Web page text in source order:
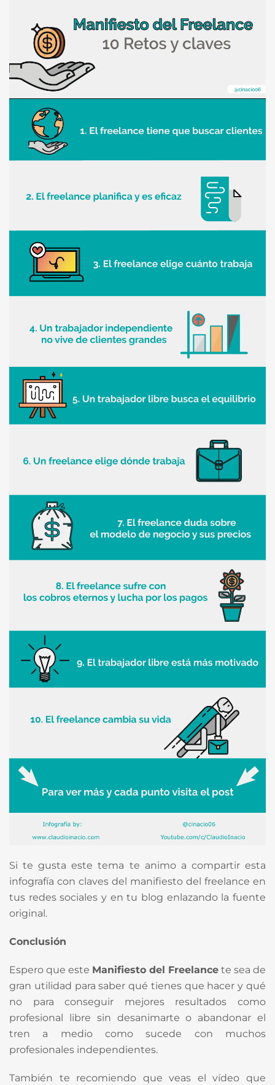
Si te gusta este tema te animo a compartir esta
infografía con claves del manifiesto del freelance en
tus redes sociales y en tu blog enlazando la fuente
original.
Conclusión
Espero que este Manifiesto del Freelance te sea de
gran utilidad para saber qué tienes que hacer y qué
no para conseguir mejores resultados como
profesional libre sin desanimarte o abandonar el
tren a medio como sucede con muchos
profesionales independientes.
También te recomiendo que veas el vídeo que